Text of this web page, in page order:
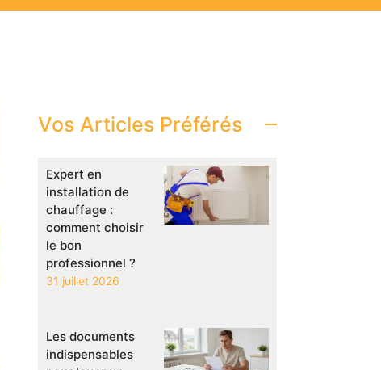
Vos Articles Préférés
Expert en
installation de
chauffage :
comment choisir
le bon
professionnel ?
31 juillet 2026
Les documents
indispensables